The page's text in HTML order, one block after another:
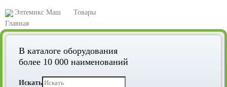
Элтемикс Маш Товары
Оборудование для переработки зерновых и производства кормов
Самотечное оборудование
Клапана
Клапан перекидной двухсторонний ручной РС-КДР-200
В каталоге оборудования
более 10 000 наименований
Искать